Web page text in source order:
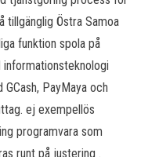
tillgänglig Östra Samoa
funktion spola på
PayMaya och
ej exempellös
programvara som
runt på justering .